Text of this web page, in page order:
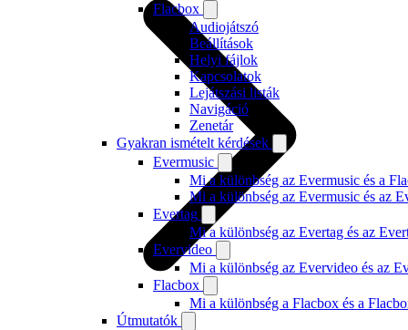
Flacbox
Audiojátszó
Beállítások
Helyi fájlok
Kapcsolatok
Lejátszási listák
Navigáció
Zenetár
Gyakran ismételt kérdések
Evermusic
Mi a különbség az Evermusic és a
Mi a különbség az Evermusic és az
Evertag
Mi a különbség az Evertag és az
Evervideo
Mi a különbség az Evervideo és az
Flacbox
Mi a különbség a Flacbox és a
Útmutatók